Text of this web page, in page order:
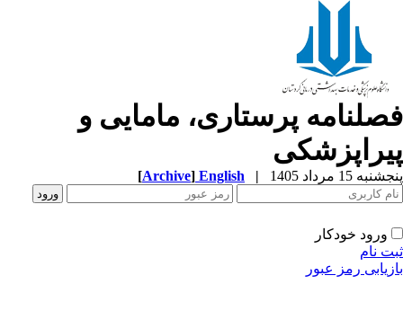
پرستاری، مامایی و
15 مرداد 1405 |
English
[Archive]
ورود خودکار
نام
رمز عبور